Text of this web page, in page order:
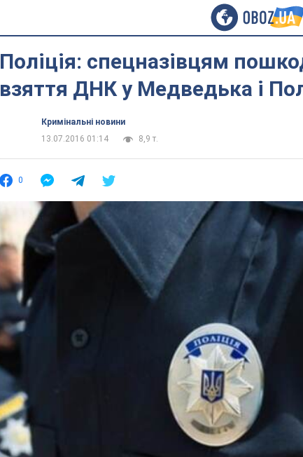
Поліція: спецназівцям
взяття ДНК у Медведька і
Кримінальні новини
13.07.2016 01:14
8,9 т.
0